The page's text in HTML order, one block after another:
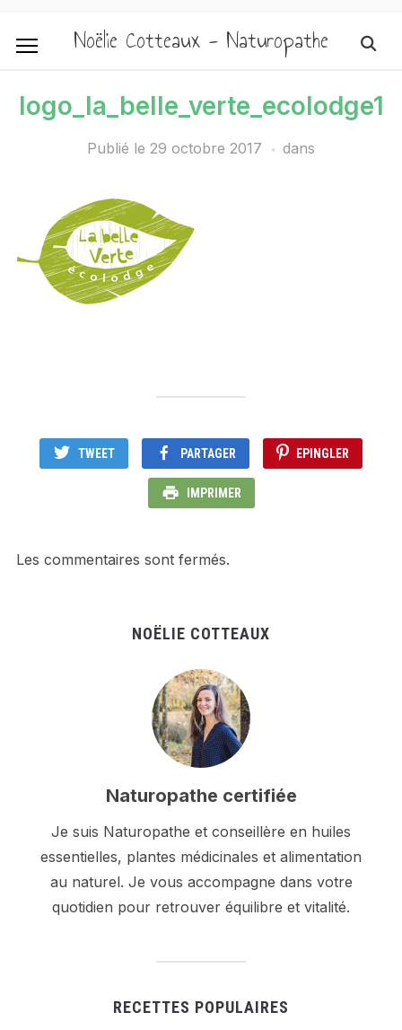
Noëlie Cotteaux - Naturopathe
logo_la_belle_verte_ecolodge1
Publié le 29 octobre 2017 dans
TWEET PARTAGER EPINGLER
IMPRIMER
Les commentaires sont fermés.
NOËLIE COTTEAUX
Naturopathe certifiée
Je suis Naturopathe et conseillère en huiles
essentielles, plantes médicinales et alimentation
au naturel. Je vous accompagne dans votre
quotidien pour retrouver équilibre et vitalité.
RECETTES POPULAIRES